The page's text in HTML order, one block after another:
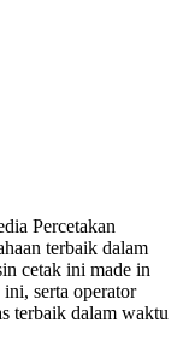
Percetakan
terbaik dalam
cetak ini made in
serta operator
terbaik dalam waktu